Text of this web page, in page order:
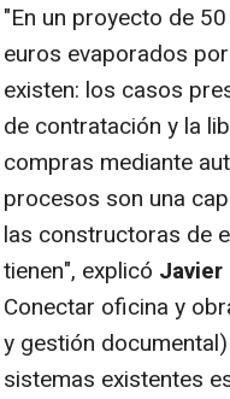
"En un proyecto de
euros evaporados
existen: los casos
de contratación y la
compras mediante
procesos son una
las constructoras de
tienen", explicó Javier
Conectar oficina y
y gestión
sistemas existentes